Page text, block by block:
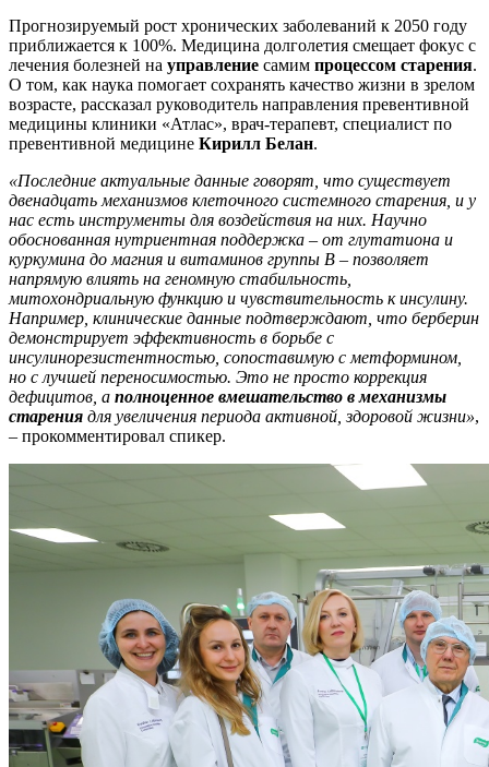
Прогнозируемый рост хронических заболеваний к 2050 году
приближается к 100%. Медицина долголетия смещает фокус с
лечения болезней на управление самим процессом старения.
О том, как наука помогает сохранять качество жизни в зрелом
возрасте, рассказал руководитель направления превентивной
медицины клиники «Атлас», врач-терапевт, специалист по
превентивной медицине Кирилл Белан.
«Последние актуальные данные говорят, что существует
двенадцать механизмов клеточного системного старения, и у
нас есть инструменты для воздействия на них. Научно
обоснованная нутриентная поддержка – от глутатиона и
куркумина до магния и витаминов группы В – позволяет
напрямую влиять на геномную стабильность,
митохондриальную функцию и чувствительность к инсулину.
Например, клинические данные подтверждают, что берберин
демонстрирует эффективность в борьбе с
инсулинорезистентностью, сопоставимую с метформином,
но с лучшей переносимостью. Это не просто коррекция
дефицитов, а полноценное вмешательство в механизмы
старения для увеличения периода активной, здоровой жизни»,
– прокомментировал спикер.